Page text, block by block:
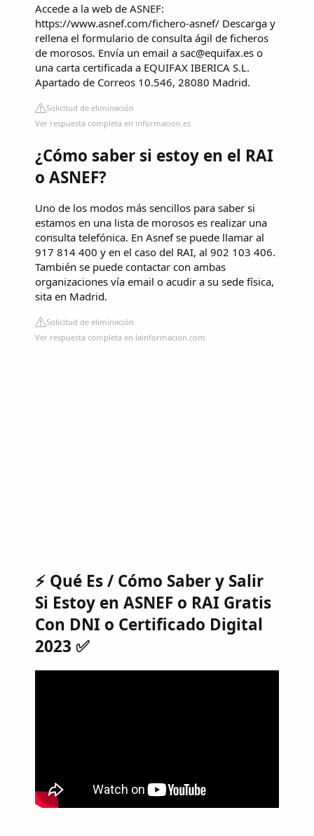
Accede a la web de ASNEF:
https://www.asnef.com/fichero-asnef/ Descarga y
rellena el formulario de consulta ágil de ficheros
de morosos. Envía un email a sac@equifax.es o
una carta certificada a EQUIFAX IBERICA S.L.
Apartado de Correos 10.546, 28080 Madrid.
Solicitud de eliminación
Ver respuesta completa en informacion.es
¿Cómo saber si estoy en el RAI
o ASNEF?
Uno de los modos más sencillos para saber si
estamos en una lista de morosos es realizar una
consulta telefónica. En Asnef se puede llamar al
917 814 400 y en el caso del RAI, al 902 103 406.
También se puede contactar con ambas
organizaciones vía email o acudir a su sede física,
sita en Madrid.
Solicitud de eliminación
Ver respuesta completa en lainformacion.com
⚡ Qué Es / Cómo Saber y Salir
Si Estoy en ASNEF o RAI Gratis
Con DNI o Certificado Digital
2023 ✅